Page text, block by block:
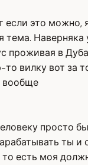
если это можно,
тема. Наверняка
проживая в
вилку вот за
вообще
просто
ты и
то есть моя